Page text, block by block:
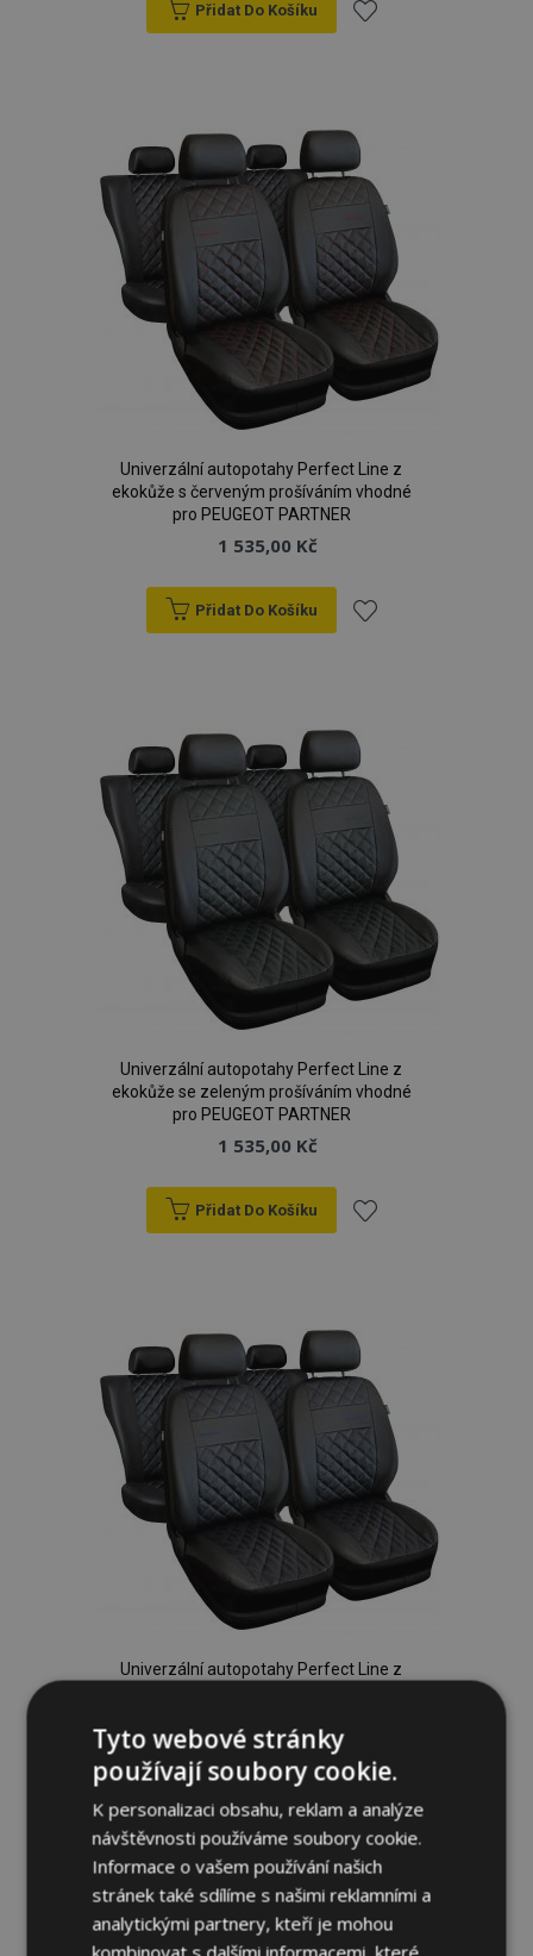
Přidat Do Košíku
oblíbeným
Univerzální autopotahy Perfect Line z
ekokůže s červeným prošíváním vhodné
pro PEUGEOT PARTNER
1 535,00 Kč
Přidat Do Košíku
oblíbeným
Univerzální autopotahy Perfect Line z
ekokůže se zeleným prošíváním vhodné
pro PEUGEOT PARTNER
1 535,00 Kč
Přidat Do Košíku
oblíbeným
Univerzální autopotahy Perfect Line z
1 535,00 Kč
Přidat Do Košíku
Přidat
k
oblíbeným
Tyto webové stránky
používají soubory cookie.
K personalizaci obsahu, reklam a analýze
návštěvnosti používáme soubory cookie.
Informace o vašem používání našich
stránek také sdílíme s našimi reklamními a
analytickými partnery, kteří je mohou